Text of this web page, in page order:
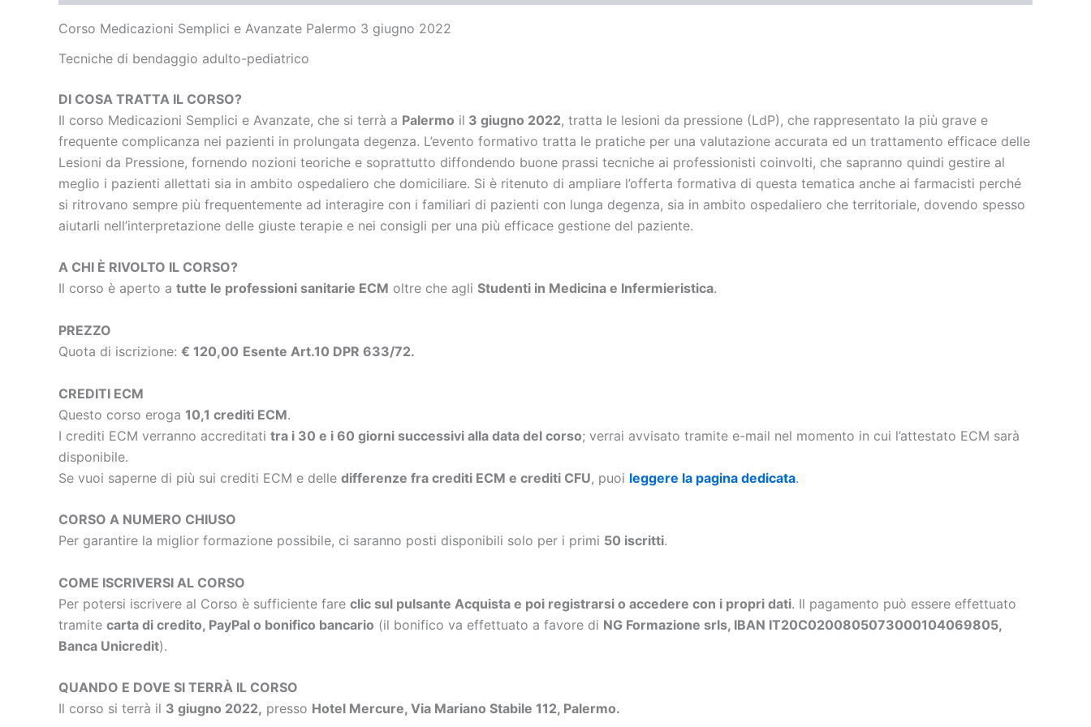
Corso Medicazioni Semplici e Avanzate Palermo 3 giugno 2022
Tecniche di bendaggio adulto-pediatrico
DI COSA TRATTA IL CORSO?
Il corso Medicazioni Semplici e Avanzate, che si terrà a Palermo il 3 giugno 2022, tratta le lesioni da pressione (LdP), che rappresentato la più grave e
frequente complicanza nei pazienti in prolungata degenza. L’evento formativo tratta le pratiche per una valutazione accurata ed un trattamento efficace delle
Lesioni da Pressione, fornendo nozioni teoriche e soprattutto diffondendo buone prassi tecniche ai professionisti coinvolti, che sapranno quindi gestire al
meglio i pazienti allettati sia in ambito ospedaliero che domiciliare. Si è ritenuto di ampliare l’offerta formativa di questa tematica anche ai farmacisti perché
si ritrovano sempre più frequentemente ad interagire con i familiari di pazienti con lunga degenza, sia in ambito ospedaliero che territoriale, dovendo spesso
aiutarli nell’interpretazione delle giuste terapie e nei consigli per una più efficace gestione del paziente.
A CHI È RIVOLTO IL CORSO?
Il corso è aperto a tutte le professioni sanitarie ECM oltre che agli Studenti in Medicina e Infermieristica.
PREZZO
Quota di iscrizione: € 120,00 Esente Art.10 DPR 633/72.
CREDITI ECM
Questo corso eroga 10,1 crediti ECM.
I crediti ECM verranno accreditati tra i 30 e i 60 giorni successivi alla data del corso; verrai avvisato tramite e-mail nel momento in cui l’attestato ECM sarà
disponibile.
Se vuoi saperne di più sui crediti ECM e delle differenze fra crediti ECM e crediti CFU, puoi leggere la pagina dedicata.
CORSO A NUMERO CHIUSO
Per garantire la miglior formazione possibile, ci saranno posti disponibili solo per i primi 50 iscritti.
COME ISCRIVERSI AL CORSO
Per potersi iscrivere al Corso è sufficiente fare clic sul pulsante Acquista e poi registrarsi o accedere con i propri dati. Il pagamento può essere effettuato
tramite carta di credito, PayPal o bonifico bancario (il bonifico va effettuato a favore di NG Formazione srls, IBAN IT20C0200805073000104069805,
Banca Unicredit).
QUANDO E DOVE SI TERRÀ IL CORSO
Il corso si terrà il 3 giugno 2022, presso Hotel Mercure, Via Mariano Stabile 112, Palermo.